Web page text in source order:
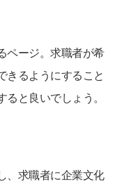
ページ。求職者が希
きるようにすること
と良いでしょう。
、求職者に企業文化